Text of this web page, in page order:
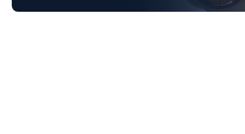
Luật Giao Thông